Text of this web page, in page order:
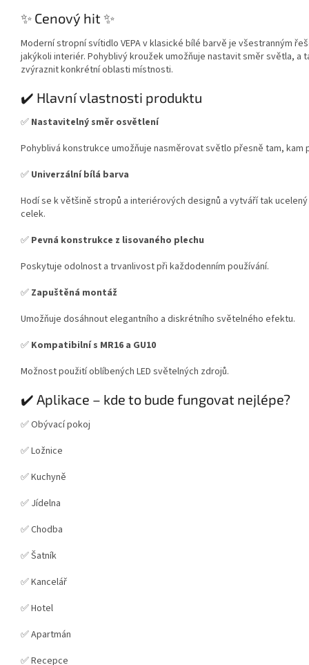
✨ Cenový hit ✨
Moderní stropní svítidlo VEPA v klasické bílé barvě je všestranným
jakýkoli interiér. Pohyblivý kroužek umožňuje nastavit směr světla, a
zvýraznit konkrétní oblasti místnosti.
✔️ Hlavní vlastnosti produktu
✅ Nastavitelný směr osvětlení
Pohyblivá konstrukce umožňuje nasměrovat světlo přesně tam, kam
✅ Univerzální bílá barva
Hodí se k většině stropů a interiérových designů a vytváří tak
celek.
✅ Pevná konstrukce z lisovaného plechu
Poskytuje odolnost a trvanlivost při každodenním používání.
✅ Zapuštěná montáž
Umožňuje dosáhnout elegantního a diskrétního světelného efektu.
✅ Kompatibilní s MR16 a GU10
Možnost použití oblíbených LED světelných zdrojů.
✔️ Aplikace – kde to bude fungovat nejlépe?
✅ Obývací pokoj
✅ Ložnice
✅ Kuchyně
✅ Jídelna
✅ Chodba
✅ Šatník
✅ Kancelář
✅ Hotel
✅ Apartmán
✅ Recepce